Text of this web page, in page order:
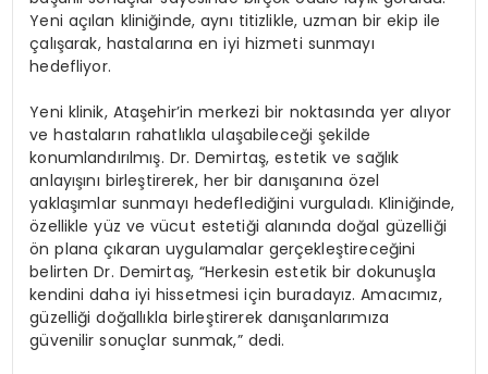
Yeni açılan kliniğinde, aynı titizlikle, uzman bir ekip ile
çalışarak, hastalarına en iyi hizmeti sunmayı
hedefliyor.
Yeni klinik, Ataşehir’in merkezi bir noktasında yer alıyor
ve hastaların rahatlıkla ulaşabileceği şekilde
konumlandırılmış. Dr. Demirtaş, estetik ve sağlık
anlayışını birleştirerek, her bir danışanına özel
yaklaşımlar sunmayı hedeflediğini vurguladı. Kliniğinde,
özellikle yüz ve vücut estetiği alanında doğal güzelliği
ön plana çıkaran uygulamalar gerçekleştireceğini
belirten Dr. Demirtaş, “Herkesin estetik bir dokunuşla
kendini daha iyi hissetmesi için buradayız. Amacımız,
güzelliği doğallıkla birleştirerek danışanlarımıza
güvenilir sonuçlar sunmak,” dedi.